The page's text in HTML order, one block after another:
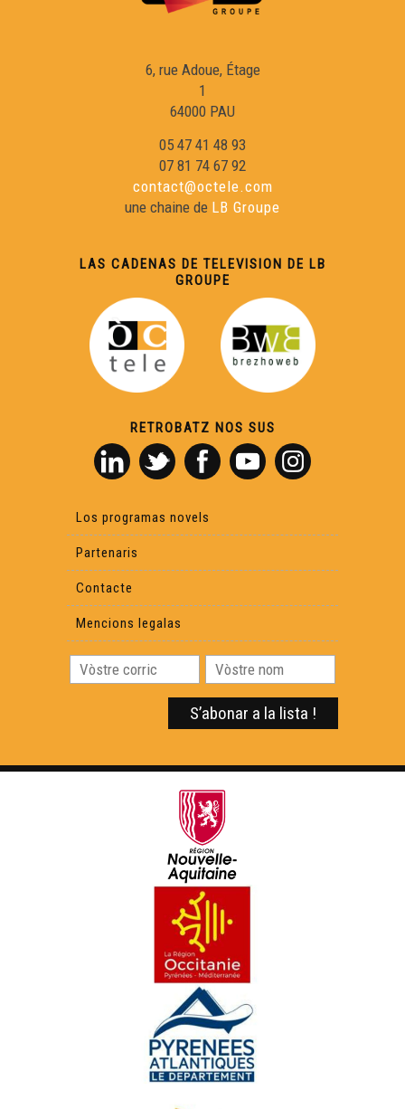
6, rue Adoue, Étage
1
64000 PAU
05 47 41 48 93
07 81 74 67 92
contact@octele.com
une chaine de LB Groupe
LAS CADENAS DE TELEVISION DE LB
GROUPE
RETROBATZ NOS SUS
Los programas novels
Partenaris
Contacte
Mencions legalas